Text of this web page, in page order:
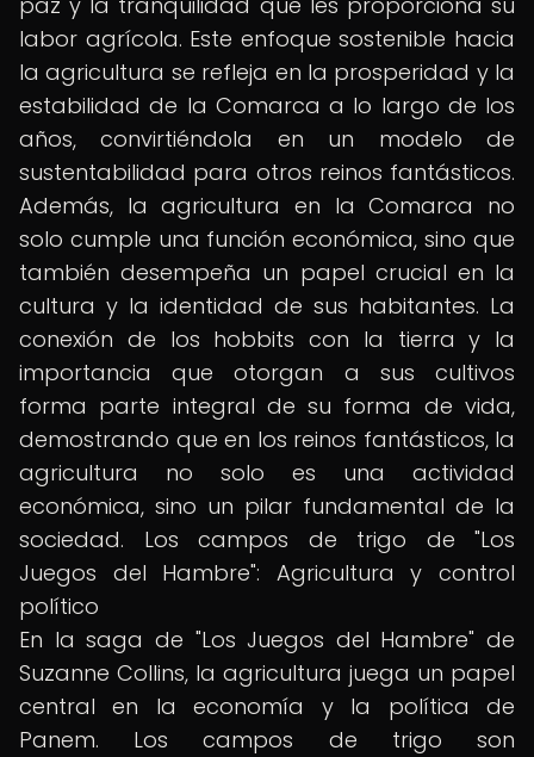
labor agrícola. Este enfoque sostenible hacia
la agricultura se refleja en la prosperidad y la
estabilidad de la Comarca a lo largo de los
años, convirtiéndola en un modelo de
sustentabilidad para otros reinos fantásticos.
Además, la agricultura en la Comarca no
solo cumple una función económica, sino que
también desempeña un papel crucial en la
cultura y la identidad de sus habitantes. La
conexión de los hobbits con la tierra y la
importancia que otorgan a sus cultivos
forma parte integral de su forma de vida,
demostrando que en los reinos fantásticos, la
agricultura no solo es una actividad
económica, sino un pilar fundamental de la
sociedad. Los campos de trigo de "Los
Juegos del Hambre": Agricultura y control
político
En la saga de "Los Juegos del Hambre" de
Suzanne Collins, la agricultura juega un papel
central en la economía y la política de
Panem. Los campos de trigo son